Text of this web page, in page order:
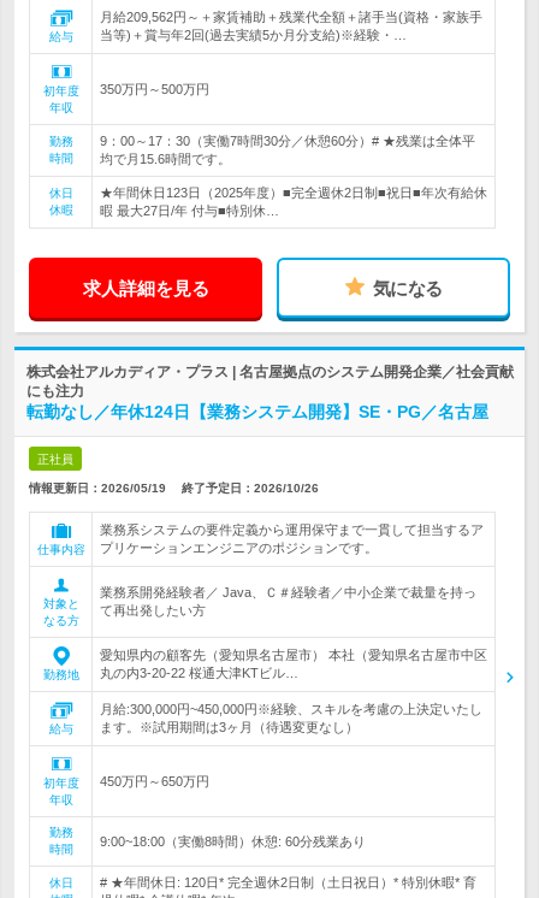
給与
月給209,562円～＋家賃補助＋残業代全額＋諸手当(資格・家族手
当等)＋賞与年2回(過去実績5か月分支給)※経験・…
初年度
年収
350万円～500万円
勤務
時間
9：00～17：30（実働7時間30分／休憩60分）# ★残業は全体平
均で月15.6時間です。
休日
休暇
★年間休日123日（2025年度）■完全週休2日制■祝日■年次有給休
暇 最大27日/年 付与■特別休…
求人詳細を見る 気になる
株式会社アルカディア・プラス | 名古屋拠点のシステム開発企業／社会貢献
にも注力
転勤なし／年休124日【業務システム開発】SE・PG／名古屋
正社員
情報更新日：2026/05/19 終了予定日： 2026/10/26
仕事内容
業務系システムの要件定義から運用保守まで一貫して担当するア
プリケーションエンジニアのポジションです。
対象と
なる方
業務系開発経験者／ Java、Ｃ＃経験者／中小企業で裁量を持っ
て再出発したい方
勤務地
愛知県内の顧客先（愛知県名古屋市） 本社（愛知県名古屋市中区
丸の内3-20-22 桜通大津KTビル…
給与
月給:300,000円~450,000円※経験、スキルを考慮の上決定いたし
ます。※試用期間は3ヶ月（待遇変更なし）
初年度
年収
450万円～650万円
勤務
時間
9:00~18:00（実働8時間）休憩: 60分残業あり
休日
# ★年間休日: 120日* 完全週休2日制（土日祝日）* 特別休暇* 育